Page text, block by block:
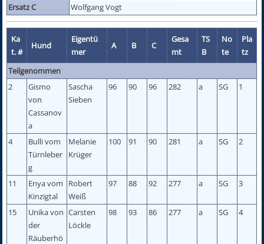
Ersatz C
Wolfgang Vogt
Ka
t. #
Hund
Eigentü
mer
A B C
Gesa
mt
TS
B
No
te
Pla
tz
Teilgenommen
2
Gismo
von
Cassanov
a
Sascha
Sieben
96 90 96 282 a SG 1
4
Bulli vom
Türnleber
g
Melanie
Krüger
100 91 90 281 a SG 2
11
Enya vom
Kinzigtal
Robert
Weiß
97 88 92 277 a SG 3
15
Unika von
der
Räuberhö
Carsten
Löckle
98 93 86 277 a SG 4